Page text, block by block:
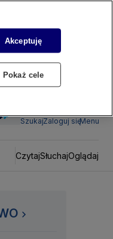
SzukajZaloguj sięMenu
CzytajSłuchajOglądaj
Akceptuję
Pokaż cele